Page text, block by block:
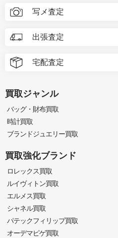
写メ査定
出張査定
宅配査定
買取ジャンル
バッグ・財布買取
時計買取
ブランドジュエリー買取
買取強化ブランド
ロレックス買取
ルイヴィトン買取
エルメス買取
シャネル買取
パテックフィリップ買取
オーデマピゲ買取